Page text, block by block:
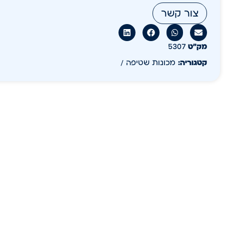
צור קשר
מק״ט 5307
קטגוריה: מכונות שטיפה /